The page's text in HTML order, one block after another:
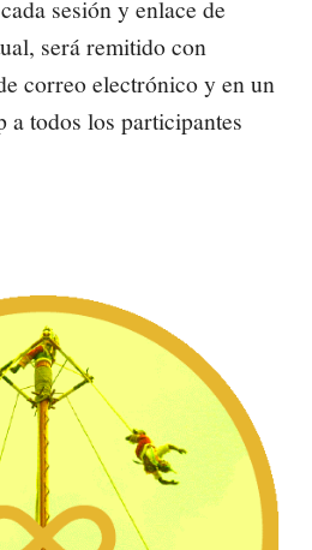
sesión y enlace de
será remitido con
correo electrónico y en un
a todos los participantes